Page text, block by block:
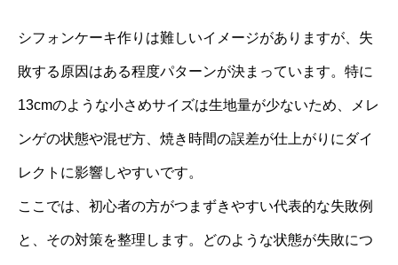
シフォンケーキ作りは難しいイメージがありますが、失
敗する原因はある程度パターンが決まっています。特に
13cmのような小さめサイズは生地量が少ないため、メレ
ンゲの状態や混ぜ方、焼き時間の誤差が仕上がりにダイ
レクトに影響しやすいです。
ここでは、初心者の方がつまずきやすい代表的な失敗例
と、その対策を整理します。どのような状態が失敗につ